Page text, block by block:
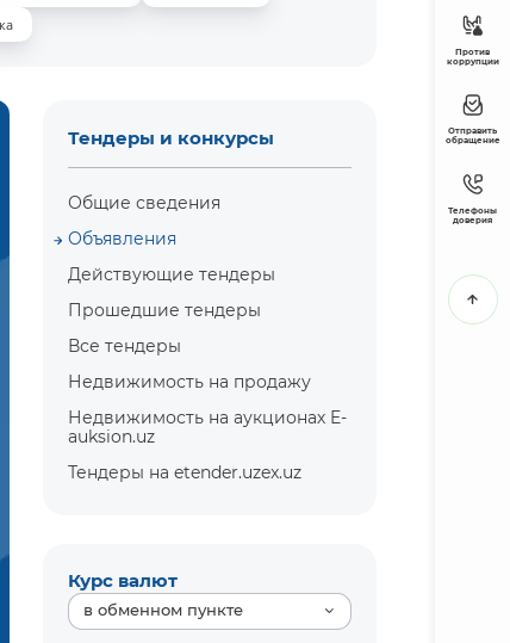
Тендеры и конкурсы
Общие сведения
Объявления
Действующие тендеры
Прошедшие тендеры
Все тендеры
Недвижимость на продажу
Недвижимость на аукционах E-
auksion.uz
Тендеры на etender.uzex.uz
Курс валют
в обменном пункте
Против
коррупции
Отправить
обращение
Телефоны
доверия